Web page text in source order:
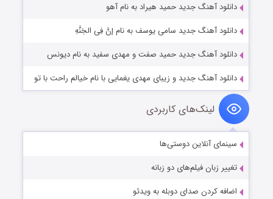
دانلود آهنگ جدید حمید هیراد به نام آهو
دانلود آهنگ جدید سامی یوسف به نام إنَّ فِی الجَنَّهِ
دانلود آهنگ جدید حمید صفت و مهدی سفید به نام دیونس
دانلود آهنگ جدید و زیبای مهدی یغمایی با نام خیالم راحت با تو
لینک‌های کاربردی
سینمای آنلاین دوستی‌ها
تغییر زبان فیلم‌های دو زبانه
اضافه کردن صدای دوبله به ویدئو